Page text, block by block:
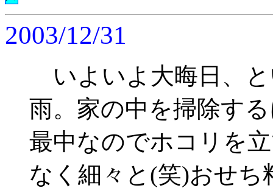
2003/12/31
いよいよ大晦日、
雨。家の中を掃除す
最中なのでホコリを
なく細々と(笑)おせ